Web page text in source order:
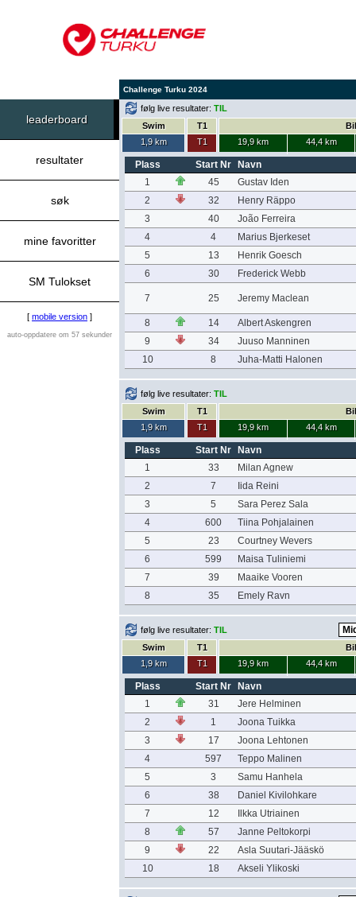
Challenge Turku 2024
leaderboard
resultater
søk
mine favoritter
SM Tulokset
[ mobile version ]
auto-oppdatere om 57 sekunder
følg live resultater: TIL
Swim
1,9 km
T1
T1
19,9 km
44,4 km
Plass Start Nr
Navn
1
45
Gustav Iden
2
32
Henry Räppo
3
40
João Ferreira
4
4
Marius Bjerkeset
5
13
Henrik Goesch
6
30 Frederick Webb
7 25 Jeremy Maclean
8 14
Albert Askengren
9
34
Juuso Manninen
10
8 Juha-Matti Halonen
følg live resultater: TIL
Swim
1,9 km
T1
T1
19,9 km
44,4 km
Plass Start Nr
Navn
1
33
Milan Agnew
2
7
Iida Reini
3
5
Sara Perez Sala
4
600
Tiina Pohjalainen
5
23
Courtney Wevers
6
599
Maisa Tuliniemi
7
39
Maaike Vooren
8
35 Emely Ravn
følg live resultater: TIL
Swim
1,9 km
T1
T1
19,9 km
44,4 km
Plass Start Nr
Navn
1
31
Jere Helminen
2
1
Joona Tuikka
3
17
Joona Lehtonen
4
597
Teppo Malinen
5
3
Samu Hanhela
6
38
Daniel Kivilohkare
7
12
Ilkka Utriainen
8
57
Janne Peltokorpi
9
22
Asla Suutari-Jääskö
10
18 Akseli Ylikoski